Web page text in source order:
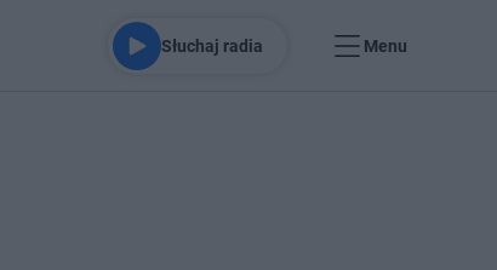
Słuchaj radia Menu